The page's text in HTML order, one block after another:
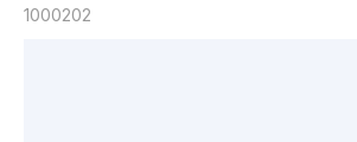
1000202